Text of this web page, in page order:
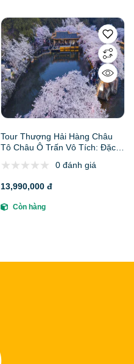
Tour Thượng Hải Hàng Châu
Tô Châu Ô Trấn Vô Tích: Đặc
nghiệm đặt tour và công ty uy
0 đánh giá
13,990,000 đ
Còn hàng